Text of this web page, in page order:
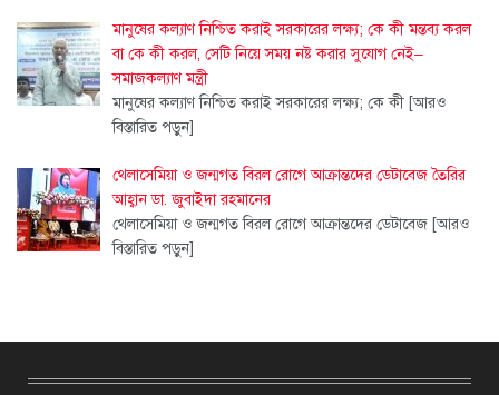
মানুষের কল্যাণ নিশ্চিত করাই সরকারের লক্ষ্য; কে কী মন্তব্য করল
বা কে কী করল, সেটি নিয়ে সময় নষ্ট করার সুযোগ নেই–
সমাজকল্যাণ মন্ত্রী
মানুষের কল্যাণ নিশ্চিত করাই সরকারের লক্ষ্য; কে কী [আরও
বিস্তারিত পড়ুন]
থেলাসেমিয়া ও জন্মগত বিরল রোগে আক্রান্তদের ডেটাবেজ তৈরির
আহ্বান ডা. জুবাইদা রহমানের
থেলাসেমিয়া ও জন্মগত বিরল রোগে আক্রান্তদের ডেটাবেজ [আরও
বিস্তারিত পড়ুন]